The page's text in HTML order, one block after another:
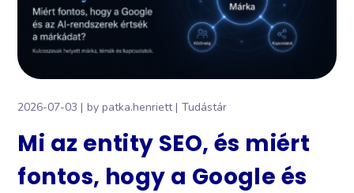
2026-07-03 bypatka.henriett Tudástár
Mi az entity SEO, és miért
fontos, hogy a Google és